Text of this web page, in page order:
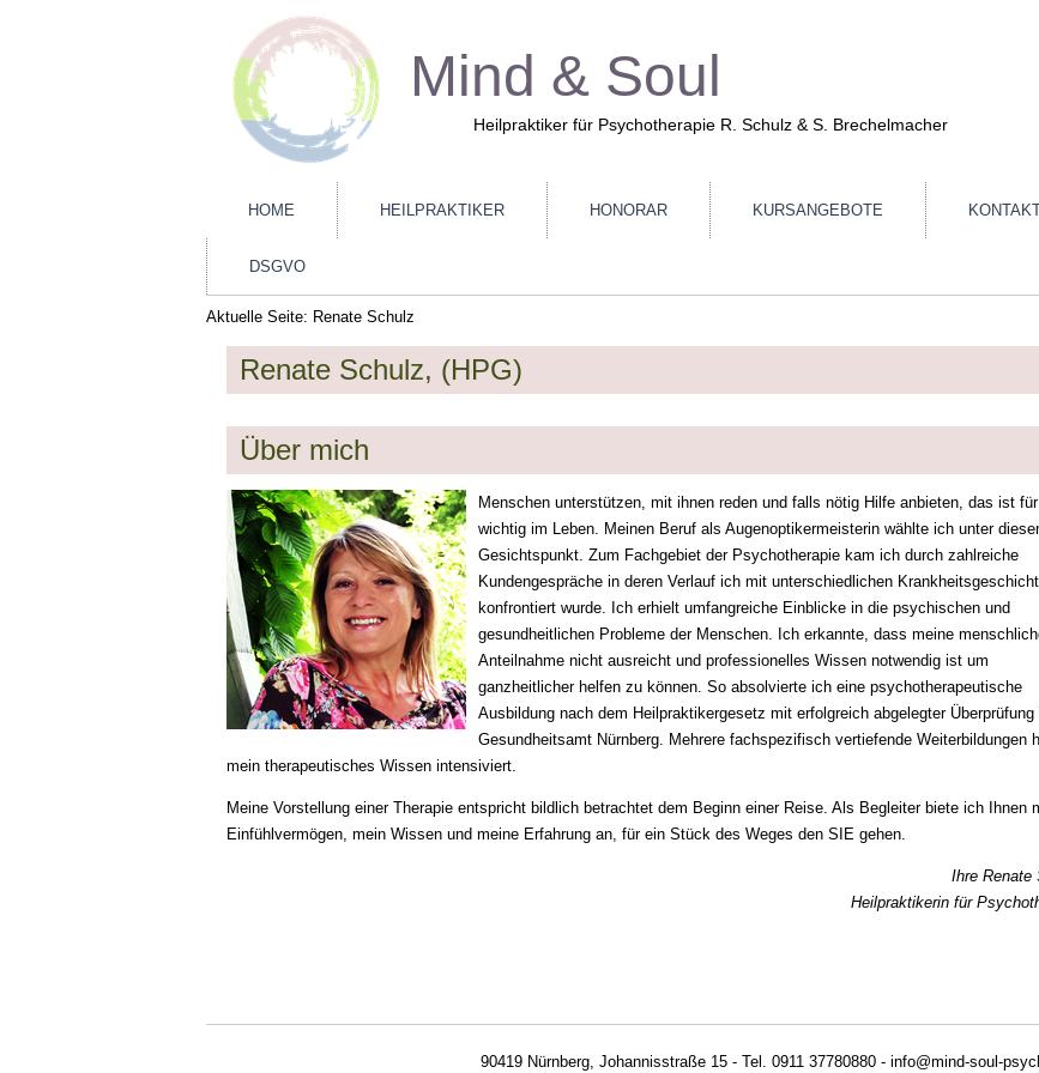
Mind & Soul
Heilpraktiker für Psychotherapie R. Schulz & S. Brechelmacher
HOME HEILPRAKTIKER HONORAR KURSANGEBOTE
DSGVO
Aktuelle Seite: Renate Schulz
Renate Schulz, (HPG)
Über mich
Menschen unterstützen, mit ihnen reden und falls nötig Hilfe anbieten, das ist
wichtig im Leben. Meinen Beruf als Augenoptikermeisterin wählte ich unter
Gesichtspunkt. Zum Fachgebiet der Psychotherapie kam ich durch zahlreiche
Kundengespräche in deren Verlauf ich mit unterschiedlichen
konfrontiert wurde. Ich erhielt umfangreiche Einblicke in die psychischen und
gesundheitlichen Probleme der Menschen. Ich erkannte, dass meine
Anteilnahme nicht ausreicht und professionelles Wissen notwendig ist um
ganzheitlicher helfen zu können. So absolvierte ich eine psychotherapeutische
Ausbildung nach dem Heilpraktikergesetz mit erfolgreich abgelegter Überprüfung
Gesundheitsamt Nürnberg. Mehrere fachspezifisch vertiefende Weiterbildungen
mein therapeutisches Wissen intensiviert.
Meine Vorstellung einer Therapie entspricht bildlich betrachtet dem Beginn einer Reise. Als Begleiter biete ich Ihnen
Einfühlvermögen, mein Wissen und meine Erfahrung an, für ein Stück des Weges den SIE gehen.
Ihre Renate
Heilpraktikerin für
90419 Nürnberg, Johannisstraße 15 - Tel. 0911 37780880 - info@mind-soul-